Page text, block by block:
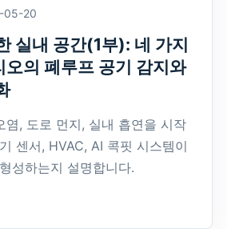
05-20
실내 공간(1부): 네 가지
오의 폐루프 공기 감지와
염, 도로 먼지, 실내 흡연을 시작
센서, HVAC, AI 콕핏 시스템이
성하는지 설명합니다.